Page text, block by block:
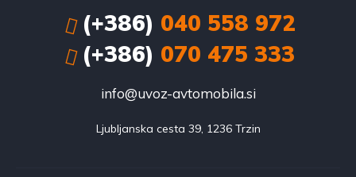
(+386) 040 558 972
(+386) 070 475 333
info@uvoz-avtomobila.si
Ljubljanska cesta 39, 1236 Trzin